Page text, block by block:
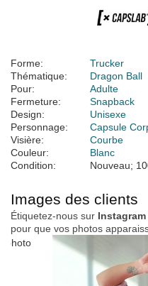
Forme:
Trucker
Thématique:
Dragon Ball
Pour:
Adulte
Fermeture:
Snapback
Design:
Unisexe
Personnage:
Capsule
Visière:
Courbe
Couleur:
Blanc
Condition:
Nouveau;
Images des clients
Étiquetez-nous sur Instagram
pour que vos photos